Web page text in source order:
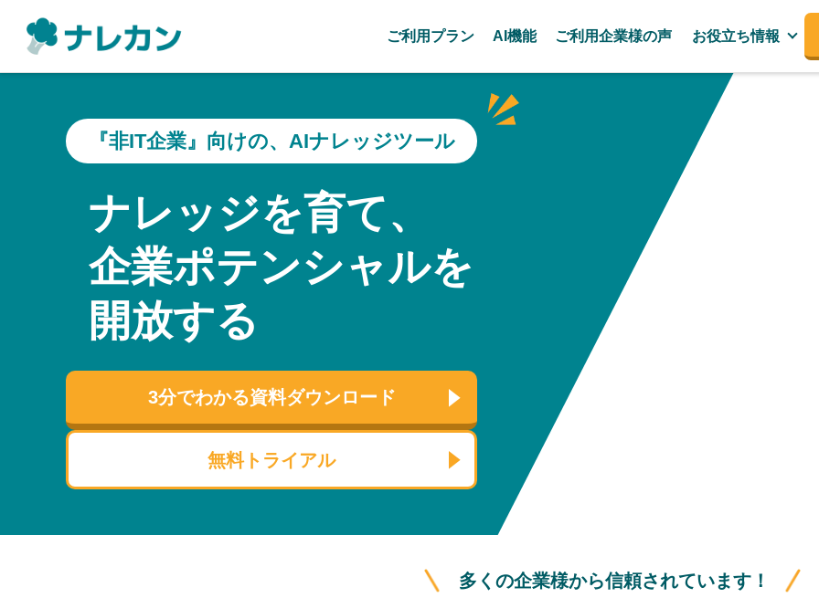
ご利用プラン AI機能 ご利用企業様の声 お役立ち情報
『非IT企業』向けの、AIナレッジツール
ナレッジを育て、
企業ポテンシャルを
開放する
3分でわかる資料ダウンロード
無料トライアル
多くの企業様から信頼されています！